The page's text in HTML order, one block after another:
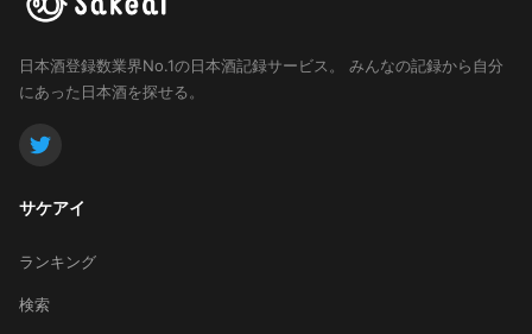
日本酒登録数業界No.1の日本酒記録サービス。
みんなの記録から自分
にあった日本酒を探せる。
サケアイ
ランキング
検索